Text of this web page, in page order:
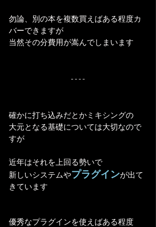
勿論、別の本を複数買えばある程度カ
バーできますが
当然その分費用が嵩んでしまいます
確かに打ち込みだとかミキシングの
大元となる基礎については大切なので
すが
近年はそれを上回る勢いで
新しいシステムやプラグインが出て
きています
優秀なプラグインを使えばある程度